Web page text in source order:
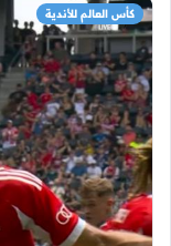
كأس العالم للأندية